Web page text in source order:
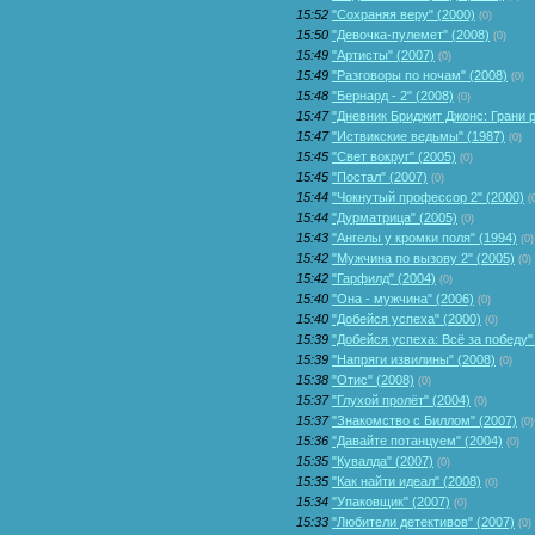
15:52 "Сохраняя веру" (2000) (0)
15:50 "Девочка-пулемет" (2008) (0)
15:49 "Артисты" (2007) (0)
15:49 "Разговоры по ночам" (2008) (0)
15:48 "Бернард - 2" (2008) (0)
15:47 "Дневник Бриджит Джонс: Грани
15:47 "Иствикские ведьмы" (1987) (0)
15:45 "Свет вокруг" (2005) (0)
15:45 "Постал" (2007) (0)
15:44 "Чокнутый профессор 2" (2000)
15:44 "Дурматрица" (2005) (0)
15:43 "Ангелы у кромки поля" (1994) (0)
15:42 "Мужчина по вызову 2" (2005) (0)
15:42 "Гарфилд" (2004) (0)
15:40 "Она - мужчина" (2006) (0)
15:40 "Добейся успеха" (2000) (0)
15:39 "Добейся успеха: Всё за
15:39 "Напряги извилины" (2008) (0)
15:38 "Отис" (2008) (0)
15:37 "Глухой пролёт" (2004) (0)
15:37 "Знакомство с Биллом" (2007) (0)
15:36 "Давайте потанцуем" (2004) (0)
15:35 "Кувалда" (2007) (0)
15:35 "Как найти идеал" (2008) (0)
15:34 "Упаковщик" (2007) (0)
15:33 "Любители детективов" (2007) (0)